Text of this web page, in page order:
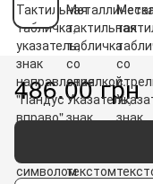
486.00 грн